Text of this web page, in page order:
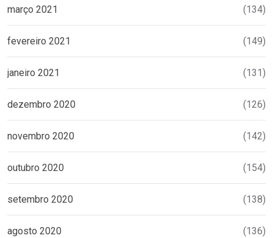
março 2021 (134)
fevereiro 2021 (149)
janeiro 2021 (131)
dezembro 2020 (126)
novembro 2020 (142)
outubro 2020 (154)
setembro 2020 (138)
agosto 2020 (136)